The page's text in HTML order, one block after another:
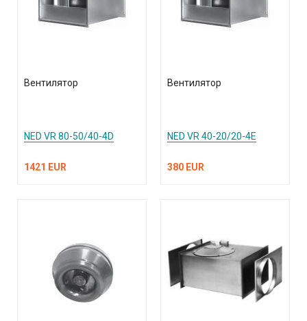
Вентилятор
NED VR 80-50/40-4D
1421 EUR
Вентилятор
NED VR 40-20/20-4E
380 EUR